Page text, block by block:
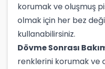
korumak ve oluşmuş
olmak için her bez
kullanabilirsiniz.
Dövme Sonrası
renklerini korumak ve